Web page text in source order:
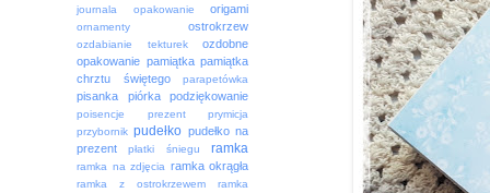
journala
opakowanie origami
ornamenty ostrokrzew
ozdabianie tekturek
ozdobne
opakowanie pamiątka pamiątka
chrztu świętego
parapetówka
pisanka piórka podziękowanie
poisencje prezent
prymicja
przybornik pudełko pudełko na
prezent
płatki śniegu ramka
ramka na zdjęcia ramka okrągła
ramka z ostrokrzewem
ramka